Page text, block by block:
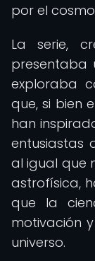
por el
La serie,
presentaba
exploraba
que, si bien
han
entusiastas
al igual que
astrofísica,
que la
motivación
universo.